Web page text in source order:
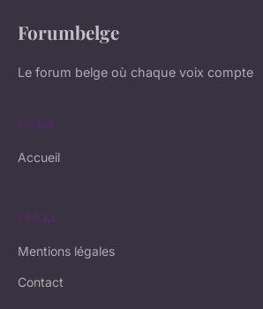
Forumbelge
Le forum belge où chaque voix compte
LIENS
Accueil
LÉGAL
Mentions légales
Contact